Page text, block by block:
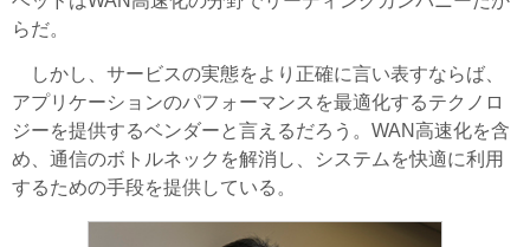
らだ。
しかし、サービスの実態をより正確に言い表すならば、
アプリケーションのパフォーマンスを最適化するテクノロ
ジーを提供するベンダーと言えるだろう。WAN高速化を含
め、通信のボトルネックを解消し、システムを快適に利用
するための手段を提供している。